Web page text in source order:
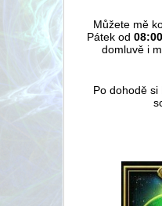
Můžete mě
Pátek od
domluvě i
Po dohodě